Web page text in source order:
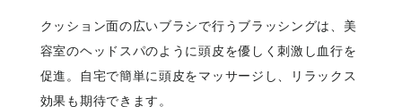
クッション面の広いブラシで行うブラッシングは、美
容室のヘッドスパのように頭皮を優しく刺激し血行を
促進。自宅で簡単に頭皮をマッサージし、リラックス
効果も期待できます。